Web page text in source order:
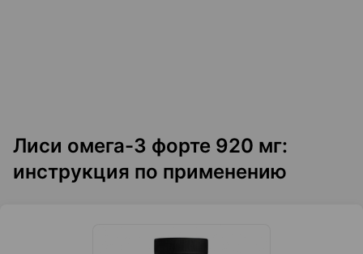
Лиси омега-3 форте 920 мг:
инструкция по применению